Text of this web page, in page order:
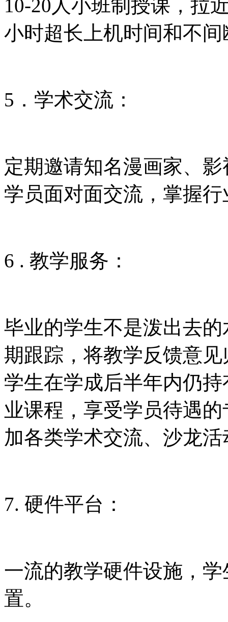
10-20人小班制授课，拉
小时超长上机时间和不
5．学术交流：
定期邀请知名漫画家、
学员面对面交流，掌握
6 . 教学服务：
毕业的学生不是泼出去
期跟踪，将教学反馈意
学生在学成后半年内仍
业课程，享受学员待遇
加各类学术交流、沙龙活
7. 硬件平台：
一流的教学硬件设施，
置。